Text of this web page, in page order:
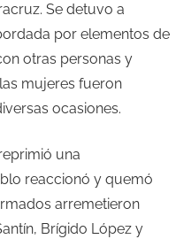
Se detuvo a
por elementos de
otras personas y
mujeres fueron
ocasiones.
una
reaccionó y quemó
arremetieron
Brígido López y